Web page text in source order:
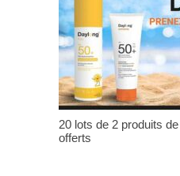
20 lots de 2 produits
offerts